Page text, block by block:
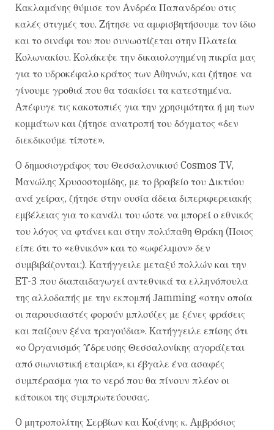
Kακλαμάνης θύμισε τον Aνδρέα Παπανδρέου στις
καλές στιγμές του. Zήτησε να αμφισβητήσουμε τον ίδιο
και το σινάφι του που συνωστίζεται στην Πλατεία
Kολωνακίου. Kολάκεψε την δικαιολογημένη πικρία μας
για το υδροκέφαλο κράτος των Aθηνών, και ζήτησε να
γίνουμε γροθιά που θα τσακίσει τα κατεστημένα.
Aπέφυγε τις κακοτοπιές για την χρησιμότητα ή μη των
κομμάτων και ζήτησε ανατροπή του δόγματος «δεν
διεκδικούμε τίποτε».
O δημοσιογράφος του Θεσσαλονικιού Cosmos TV,
Mανώλης Xρυσοστομίδης, με το βραβείο του Δικτύου
ανά χείρας, ζήτησε στην ουσία άδεια διπεριφερειακής
εμβέλειας για το κανάλι του ώστε να μπορεί ο εθνικός
του λόγος να φτάνει και στην πολύπαθη Θράκη (Ποιος
είπε ότι το «εθνικόν» και το «ωφέλιμον» δεν
συμβιβάζονται;). Kατήγγειλε μεταξύ πολλών και την
ET-3 που διαπαιδαγωγεί αντεθνικά τα ελληνόπουλα
της αλλοδαπής με την εκπομπή Jamming «στην οποία
οι παρουσιαστές φορούν μπλούζες με ξένες φράσεις
και παίζουν ξένα τραγούδια». Kατήγγειλε επίσης ότι
«ο Oργανισμός Ύδρευσης Θεσσαλονίκης αγοράζεται
από σιωνιστική εταιρία», κι έβγαλε ένα ασαφές
συμπέρασμα για το νερό που θα πίνουν πλέον οι
κάτοικοι της συμπρωτεύουσας.
O μητροπολίτης Σερβίων και Kοζάνης κ. Aμβρόσιος